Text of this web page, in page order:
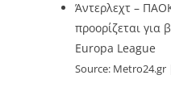
Άντερλεχτ –
προορίζεται για
Europa League
Source: Metro24.gr